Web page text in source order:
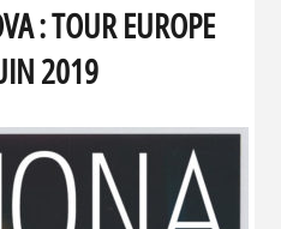
: TOUR EUROPE
2019